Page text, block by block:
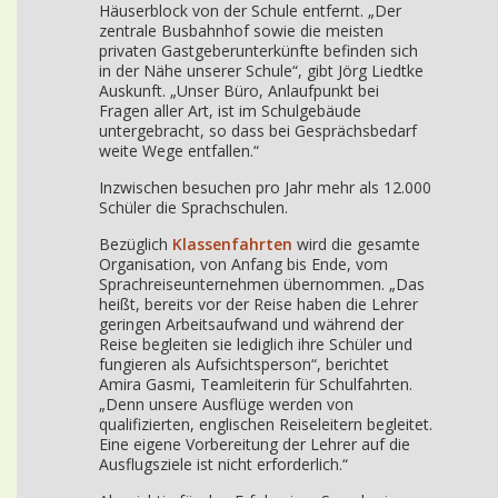
Häuserblock von der Schule entfernt. „Der
zentrale Busbahnhof sowie die meisten
privaten Gastgeberunterkünfte befinden sich
in der Nähe unserer Schule“, gibt Jörg Liedtke
Auskunft. „Unser Büro, Anlaufpunkt bei
Fragen aller Art, ist im Schulgebäude
untergebracht, so dass bei Gesprächsbedarf
weite Wege entfallen.“
Inzwischen besuchen pro Jahr mehr als 12.000
Schüler die Sprachschulen.
Bezüglich Klassenfahrten wird die gesamte
Organisation, von Anfang bis Ende, vom
Sprachreiseunternehmen übernommen. „Das
heißt, bereits vor der Reise haben die Lehrer
geringen Arbeitsaufwand und während der
Reise begleiten sie lediglich ihre Schüler und
fungieren als Aufsichtsperson“, berichtet
Amira Gasmi, Teamleiterin für Schulfahrten.
„Denn unsere Ausflüge werden von
qualifizierten, englischen Reiseleitern begleitet.
Eine eigene Vorbereitung der Lehrer auf die
Ausflugsziele ist nicht erforderlich.“